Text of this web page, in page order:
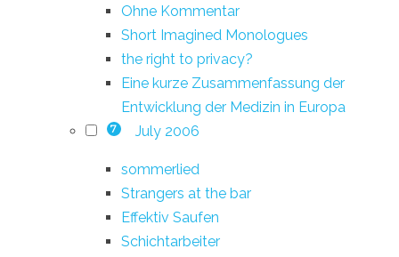
Ohne Kommentar
Short Imagined Monologues
the right to privacy?
Eine kurze Zusammenfassung der
Entwicklung der Medizin in Europa
7 July 2006
sommerlied
Strangers at the bar
Effektiv Saufen
Schichtarbeiter